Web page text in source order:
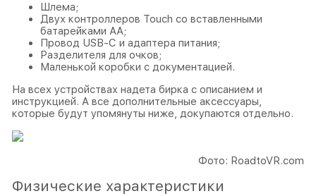
Шлема;
Двух контроллеров Touch со вставленными
батарейками АА;
Провод USB-C и адаптера питания;
Разделителя для очков;
Маленькой коробки с документацией.
На всех устройствах надета бирка с описанием и
инструкцией. А все дополнительные аксессуары,
которые будут упомянуты ниже, докупаются отдельно.
Фото: RoadtoVR.com
Физические характеристики